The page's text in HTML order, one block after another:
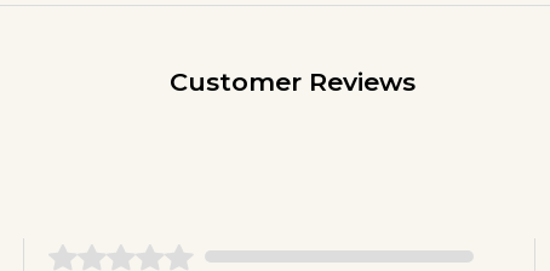
Customer Reviews